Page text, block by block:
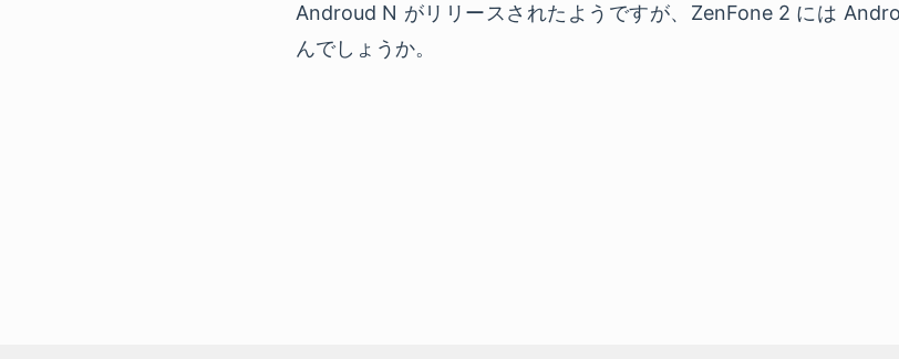
Androud N がリリースされたようですが、ZenFone 2 には
んでしょうか。